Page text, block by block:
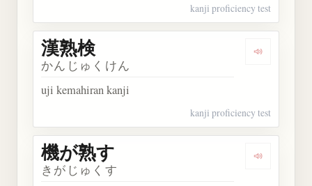
kanji proficiency test
Dengarkan
漢熟検
かんじゅくけん
uji kemahiran kanji
kanji proficiency test
Dengarkan
機が熟す
きがじゅくす